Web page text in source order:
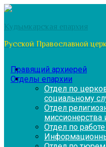
Перейти
содержимому
Кудымкарская епархия
Русской Православной
Правящий архиерей
Отделы епархии
Отдел по
социальному
Отдел
миссионерства
Отдел по